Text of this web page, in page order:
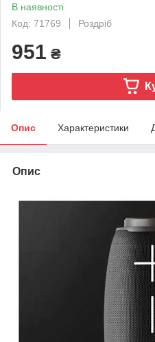
В наявності
Код: 71769
Роздріб
951 ₴
Опис Характеристики
Опис